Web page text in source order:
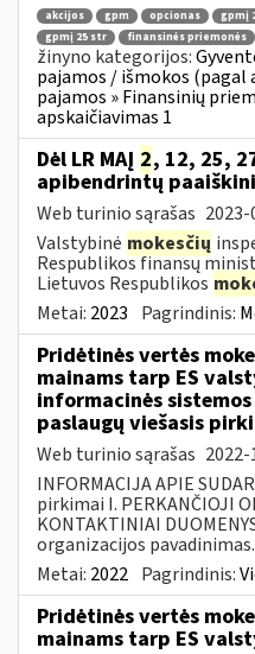
akcijos gpm opcionas gpmį
gpmį 25 str
finansinės priemonės
žinyno kategorijos:
pajamos / išmokos (pagal
pajamos » Finansinių
apskaičiavimas 1
Dėl LR MAĮ 2, 12, 25,
apibendrintų
Web turinio sąrašas
Valstybinė mokesčių
Respublikos finansų
Lietuvos Respublikos
Metai: 2023 Pagrindinis:
Pridėtinės vertės
mainams tarp ES
informacinės
paslaugų viešasis
Web turinio sąrašas
INFORMACIJA APIE
pirkimai I. PERKANČIOJI
KONTAKTINIAI
organizacijos
Metai: 2022 Pagrindinis:
Pridėtinės vertės
mainams tarp ES